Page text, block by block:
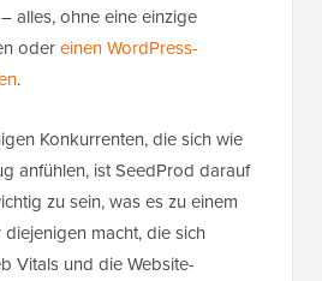
alles, ohne eine einzige
odereinen WordPress-
.
Konkurrenten, die sich wie
anfühlen, ist SeedProd darauf
zu sein, was es zu einem
macht, die sich
Vitals und die Website-